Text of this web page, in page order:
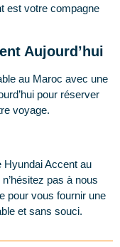
est votre compagne
Aujourd’hui
au Maroc avec une
pour réserver
voyage.
Hyundai Accent au
pas à nous
pour vous fournir une
et sans souci.